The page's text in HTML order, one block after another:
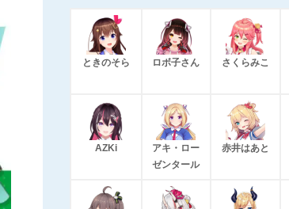
ときのそら ロボ子さん さくらみこ
AZKi
アキ・ロー
ゼンタール
赤井はあと